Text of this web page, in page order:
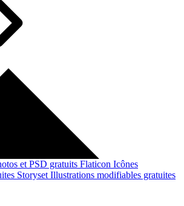
et PSD gratuits Flaticon Icônes
Storyset Illustrations modifiables gratuites